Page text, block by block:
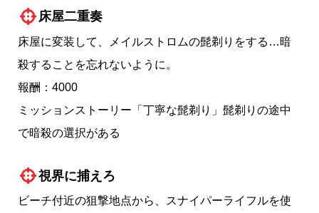
床屋二重奏
床屋に変装して、メイルストロムの髭剃りをする…暗
殺することを忘れないように。
報酬：4000
ミッションストーリー「丁寧な髭剃り」髭剃りの途中
で暗殺の選択がある
視界に捕えろ
ビーチ付近の狙撃地点から、スナイパーライフルを使